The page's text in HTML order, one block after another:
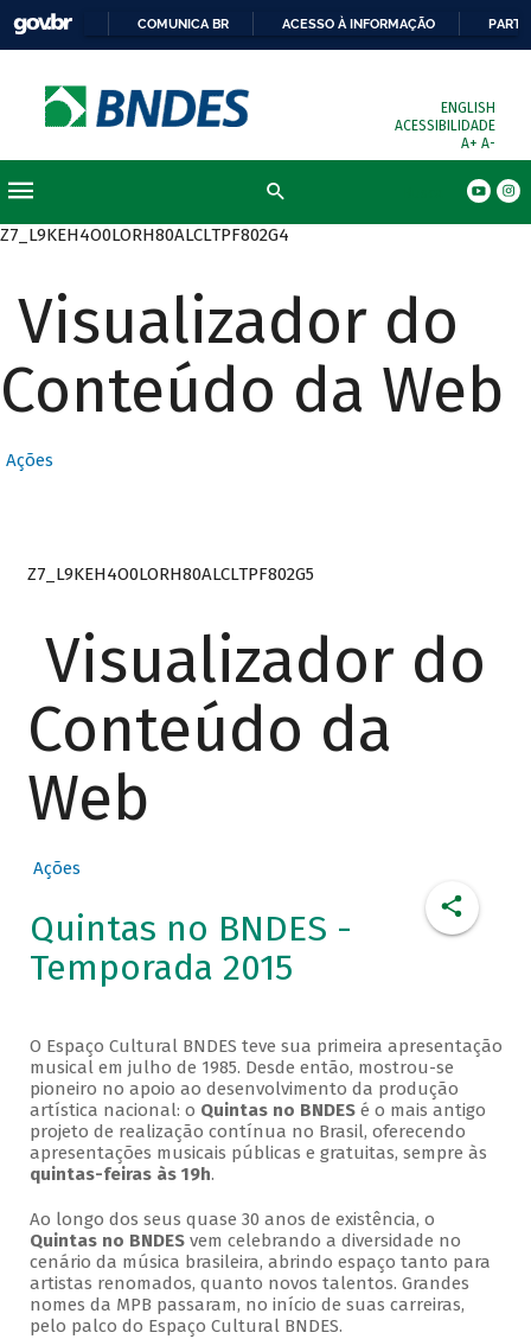
COMUNICA BR ACESSO À INFORMAÇÃO
ENGLISH
ACESSIBILIDADE
A+ A-
Z7_L9KEH4O0LORH80ALCLTPF802G4
Visualizador do
Conteúdo da Web
Ações
Z7_L9KEH4O0LORH80ALCLTPF802G5
Visualizador do
Conteúdo da
Web
Ações
Quintas no BNDES -
Temporada 2015
O Espaço Cultural BNDES teve sua primeira apresentação
musical em julho de 1985. Desde então, mostrou-se
pioneiro no apoio ao desenvolvimento da produção
artística nacional: o Quintas no BNDESé o mais antigo
projeto de realização contínua no Brasil, oferecendo
apresentações musicais públicas e gratuitas, sempre às
quintas-feiras às 19h.
Ao longo dos seus quase 30 anos de existência, o
Quintas no BNDESvem celebrando a diversidade no
cenário da música brasileira, abrindo espaço tanto para
artistas renomados, quanto novos talentos. Grandes
nomes da MPB passaram, no início de suas carreiras,
pelo palco do Espaço Cultural BNDES.